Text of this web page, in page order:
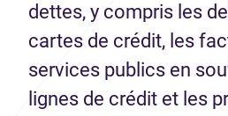
dettes, y compris les
cartes de crédit, les
services publics en
lignes de crédit et les